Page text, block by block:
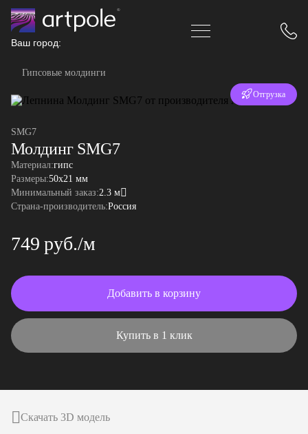
Ваш город:
Гипсовые молдинги
Отгрузка
SMG7
Молдинг SMG7
Материал:гипс
Размеры:50x21 мм
Минимальный заказ:2.3 м
Страна-производитель:Россия
749 руб./м
Добавить в корзину
Купить в 1 клик
Скачать 3D модель